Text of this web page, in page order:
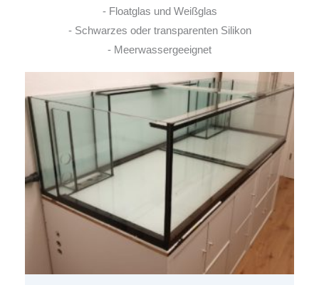
- Floatglas und Weißglas
- Schwarzes oder transparenten Silikon
- Meerwassergeeignet